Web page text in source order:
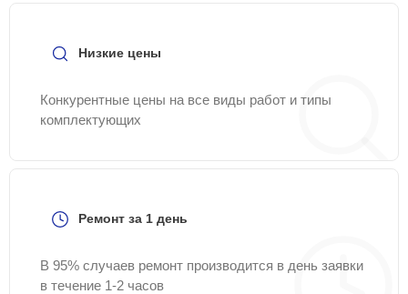
Низкие цены
Конкурентные цены на все виды работ и типы
комплектующих
Ремонт за 1 день
В 95% случаев ремонт производится в день заявки
в течение 1-2 часов